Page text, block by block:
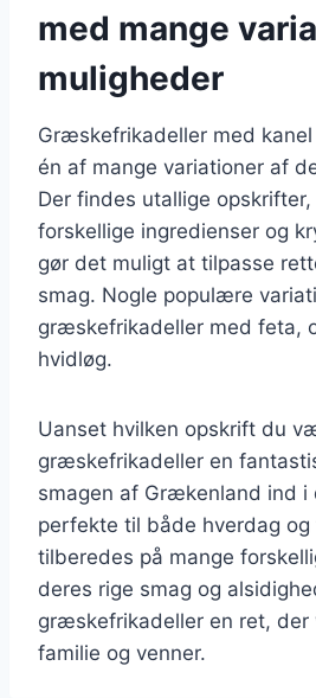
med mange
muligheder
Græskefrikadeller med
én af mange variationer af
Der findes utallige
forskellige ingredienser og
gør det muligt at tilpasse
smag. Nogle populære
græskefrikadeller med feta,
hvidløg.
Uanset hvilken opskrift du
græskefrikadeller en
smagen af Grækenland ind i
perfekte til både hverdag
tilberedes på mange
deres rige smag og
græskefrikadeller en ret,
familie og venner.